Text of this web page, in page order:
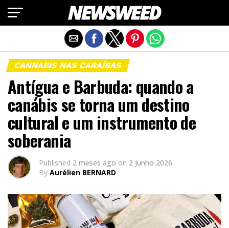
CANNABIS NAS CARAÍBAS
Antígua e Barbuda: quando a
canábis se torna um destino
cultural e um instrumento de
soberania
Published 2 meses ago on 2 Junho 2026
By Aurélien BERNARD
Exit mobile version